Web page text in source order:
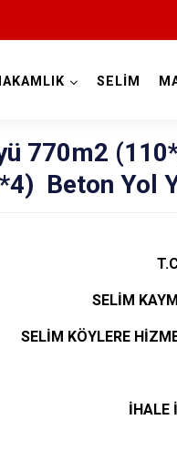
SELİM
770m2
Beton Yol
SELİM
SELİM KÖYLERE
İHALE